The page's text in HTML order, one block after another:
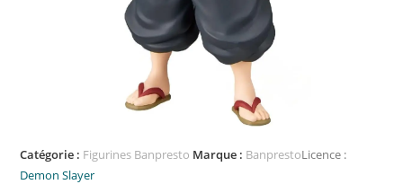
Catégorie : Figurines Banpresto Marque : BanprestoLicence :
Demon Slayer